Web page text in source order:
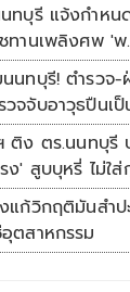
ทบุรี แจ้งกำหน
ทานเพลิงศพ '
ฐ'
นนทบุรี! ตำรวจ
จจับอาวุธปืนเ
ติง ตร.นนทบุรี
รง' สูบบุหรี่ ไม่ใ
แก้วิกฤติมันสำ
ตสาหกรรม